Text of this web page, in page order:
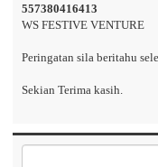
557380416413
WS FESTIVE VENTURE
Peringatan sila beritahu
Sekian Terima kasih.